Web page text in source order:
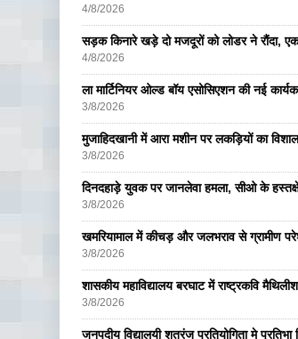
4/8/2026
सड़क किनारे खड़े दो मजदूरों को लोडर ने रौंदा,
4/8/2026
ला मार्टिनियर ओल्ड बॉय एसोसिएशन की नई
3/8/2026
मुजाहिदखानी में आरा मशीन पर लकड़ियों का
3/8/2026
दिनदहाड़े युवक पर जानलेवा हमला, सीओ के
3/8/2026
खमरियामाल में कीचड़ और जलभराव से ग्रामीण
3/8/2026
शासकीय महाविद्यालय बरघाट में राष्ट्रकवि
3/8/2026
जनपदीय विद्यालयी शतरंज प्रतियोगिता मे